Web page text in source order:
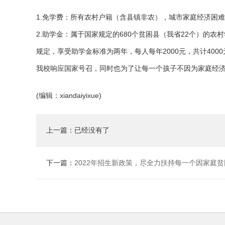
1.免学费：所有农村户籍（含县镇非农），城市家庭经济困
2.助学金：属于国家规定的680个贫困县（我省22个）的农
规定，享受助学金标准为两年，每人每年2000元，共计4000
我校响应国家号召，同时也为了让每一个孩子不因为家庭经
(编辑：xiandaiyixue)
上一篇：已经没有了
下一篇： 2022年招生新政策，尽全力扶持每一个因家庭